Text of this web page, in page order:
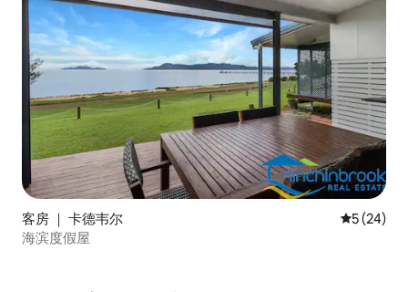
客房 ｜ 卡德韦尔 平均评分
5 (24)
海滨度假屋